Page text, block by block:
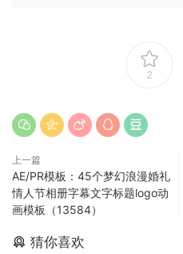
2
上一篇
AE/PR模板：45个梦幻浪漫婚礼
情人节相册字幕文字标题logo动
画模板（13584）
猜你喜欢